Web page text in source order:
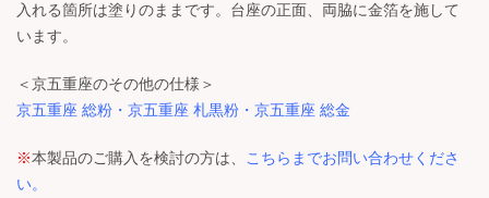
入れる箇所は塗りのままです。台座の正面、両脇に金箔を施して
います。
＜京五重座のその他の仕様＞
京五重座 総粉 ・ 京五重座 札黒粉 ・ 京五重座 総金
※本製品のご購入を検討の方は、
こちらまでお問い合わせくださ
い。